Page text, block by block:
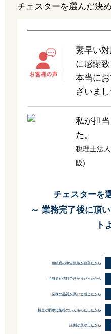
チェスターを選んだ決
素早い
に感謝致
本当に
ざいまし
私が担
た。
税理士法
阪)
チェスターを
～ 業務完了後に頂
ト
相続税の申告実績が豊富だから
担当者が信頼できそうだったから
業務の品質が高いと感じたから
料金が明瞭で納得のいくものだったから
評判が良かったから